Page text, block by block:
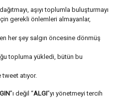
aşıyı toplumla buluşturmayı
gerekli önlemleri almayanlar,
her şey salgın öncesine dönmüş
topluma yükledi, bütün bu
atıyor.
”ı değil “ALGI”yı yönetmeyi tercih